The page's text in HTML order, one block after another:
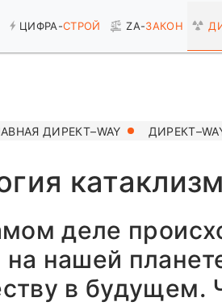
ЦИФРА-СТРОЙ ZA-ЗАКОН
ДИРЕКТ–WAY
деле
нашей
в будущем.